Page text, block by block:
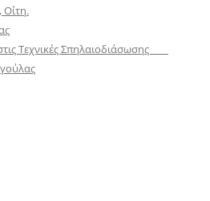
Οίτη.
Τεχνικές Σπηλαιοδιάσωσης